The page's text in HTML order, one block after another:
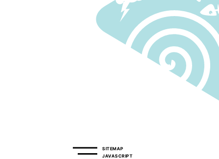
SITEMAP
JAVASCRIPT